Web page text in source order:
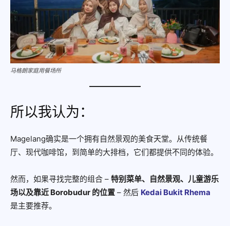
马格朗家庭用餐场所
所以我认为：
Magelang确实是一个拥有自然景观的美食天堂。从传统餐
厅、现代咖啡馆，到简单的大排档，它们都提供不同的体验。
然而，如果寻找完整的组合 – 特别菜单、自然景观、儿童游乐
场以及靠近 Borobudur 的位置 – 然后 Kedai Bukit Rhema
是主要推荐。